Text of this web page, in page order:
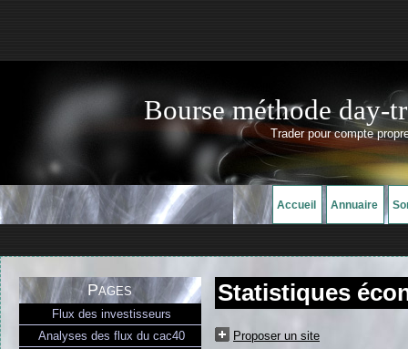
Bourse méthode day-
Trader pour compte
Accueil Annuaire
Pages
Flux des investisseurs
Analyses des flux du cac40
Statistiques
Proposer un site